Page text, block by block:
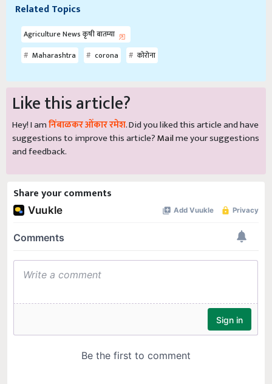
Related Topics
Agriculture News कृषी बातम्या
Maharashtra
corona कोरोना
Like this article?
Hey! I amनिंबाळकर ओंकार रमेश. Did you liked this article and have
suggestions to improve this article?Mailme your suggestions
and feedback.
Share your comments